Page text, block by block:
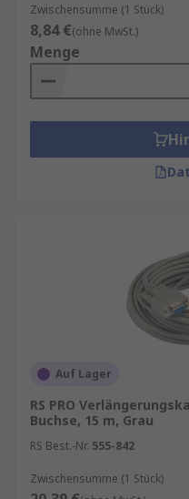
Zwischensumme (1 Stück)
8,84 €(ohne MwSt.)
Menge
Auf Lager
RS PRO
Buchse, 15 m, Grau
RS Best.-Nr. 555-842
Zwischensumme (1 Stück)